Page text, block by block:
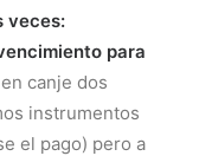
veces:
para
canje dos
instrumentos
el pago) pero a